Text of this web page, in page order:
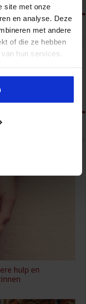
site met onze
en analyse. Deze
met andere
of die ze hebben
hun services.
hulp en